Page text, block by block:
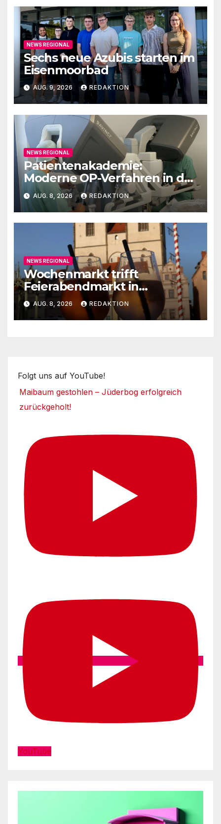
NEWS REGIONAL
Sechs neue Azubis starten im
Eisenmoorbad
AUG. 9, 2026 REDAKTION
NEWS REGIONAL
Patientenakademie:
Moderne OP-Verfahren in der
Urologie
AUG. 8, 2026 REDAKTION
NEWS REGIONAL
Wochenmarkt trifft
Feierabendmarkt in
Lutherstadt Wittenberg
AUG. 8, 2026 REDAKTION
Folgt uns auf YouTube!
Maibaum gestohlen – Jüderbog erfolgreich
zurückgeholt!
YouTube